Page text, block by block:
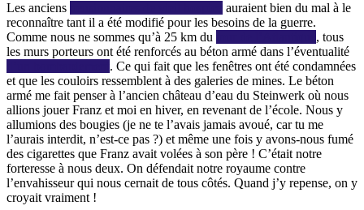
Les anciens
auraient bien du mal à le
reconnaître tant il a été modifié pour les besoins de la guerre.
Comme nous ne sommes qu’à 25 km du
, tous
les murs porteurs ont été renforcés au béton armé dans l’éventualité
. Ce qui fait que les fenêtres ont été condamnées
et que les couloirs ressemblent à des galeries de mines. Le béton
armé me fait penser à l’ancien château d’eau du Steinwerk où nous
allions jouer Franz et moi en hiver, en revenant de l’école. Nous y
allumions des bougies (je ne te l’avais jamais avoué, car tu me
l’aurais interdit, n’est-ce pas ?) et même une fois y avons-nous fumé
des cigarettes que Franz avait volées à son père ! C’était notre
forteresse à nous deux. On défendait notre royaume contre
l’envahisseur qui nous cernait de tous côtés. Quand j’y repense, on y
croyait vraiment !